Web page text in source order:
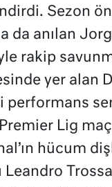
Sezon
da anılan
rakip
yer alan
performans
Lig
hücum
Leandro